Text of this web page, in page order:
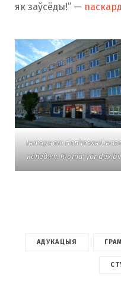
як заўсёды!” —
Інтэрнат
каледжу. Фота: yandex.by
АДУКАЦЫЯ